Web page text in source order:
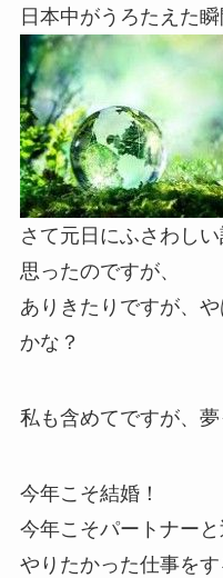
日本中がうろたえた
さて元日にふさわし
思ったのですが、
ありきたりですが、
かな？
私も含めてですが、
今年こそ結婚！
今年こそパートナーと
やりたかった仕事をす